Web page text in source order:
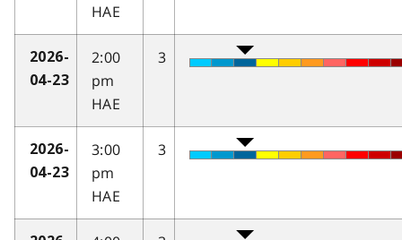
HAE
2026-
04-23
2:00
pm
HAE
3
2026-
04-23
3:00
pm
HAE
3